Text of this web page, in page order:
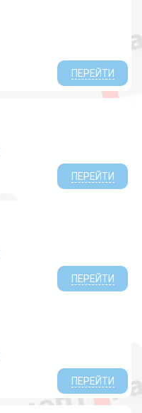
ПЕРЕЙТИ
ПЕРЕЙТИ
ПЕРЕЙТИ
ПЕРЕЙТИ